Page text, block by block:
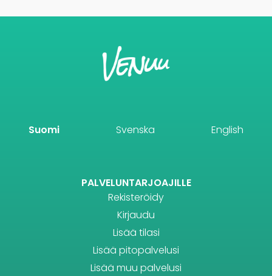
Suomi Svenska English
PALVELUNTARJOAJILLE
Rekisteröidy
Kirjaudu
Lisää tilasi
Lisää pitopalvelusi
Lisää muu palvelusi